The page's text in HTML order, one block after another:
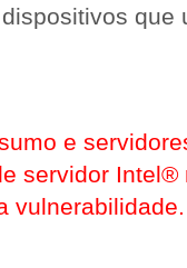
que
e
servidor Intel®
vulnerabilidade.